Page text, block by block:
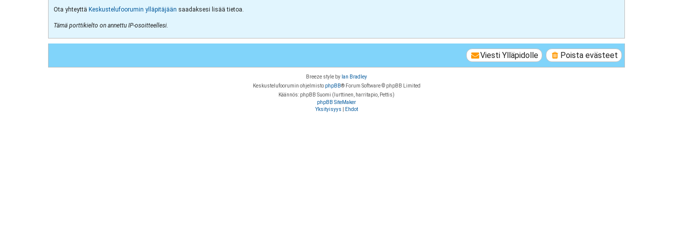
Ota yhteyttä Keskustelufoorumin ylläpitäjään saadaksesi lisää tietoa.
Tämä porttikielto on annettu IP-osoitteellesi.
Poista evästeet
Viesti Ylläpidolle
Breeze style by Ian Bradley
Keskustelufoorumin ohjelmisto phpBB® Forum Software © phpBB Limited
Käännös: phpBB Suomi (lurttinen, harritapio, Pettis)
phpBB SiteMaker
Yksityisyys
Ehdot